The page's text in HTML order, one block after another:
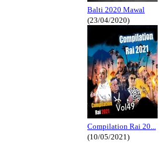
Balti 2020 Mawal
(23/04/2020)
Compilation Rai 20...
(10/05/2021)